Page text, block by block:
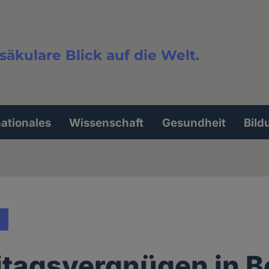
Blick auf die Welt.
Wissenschaft Gesundheit